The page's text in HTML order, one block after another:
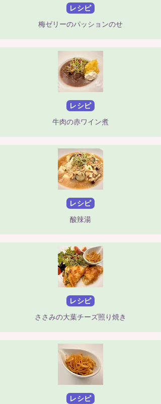
レシピ
梅ゼリーのパッションのせ
レシピ
牛肉の赤ワイン煮
レシピ
酸辣湯
レシピ
ささみの大葉チーズ照り焼き
レシピ